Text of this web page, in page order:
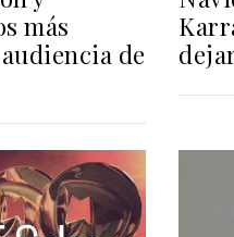
más
de